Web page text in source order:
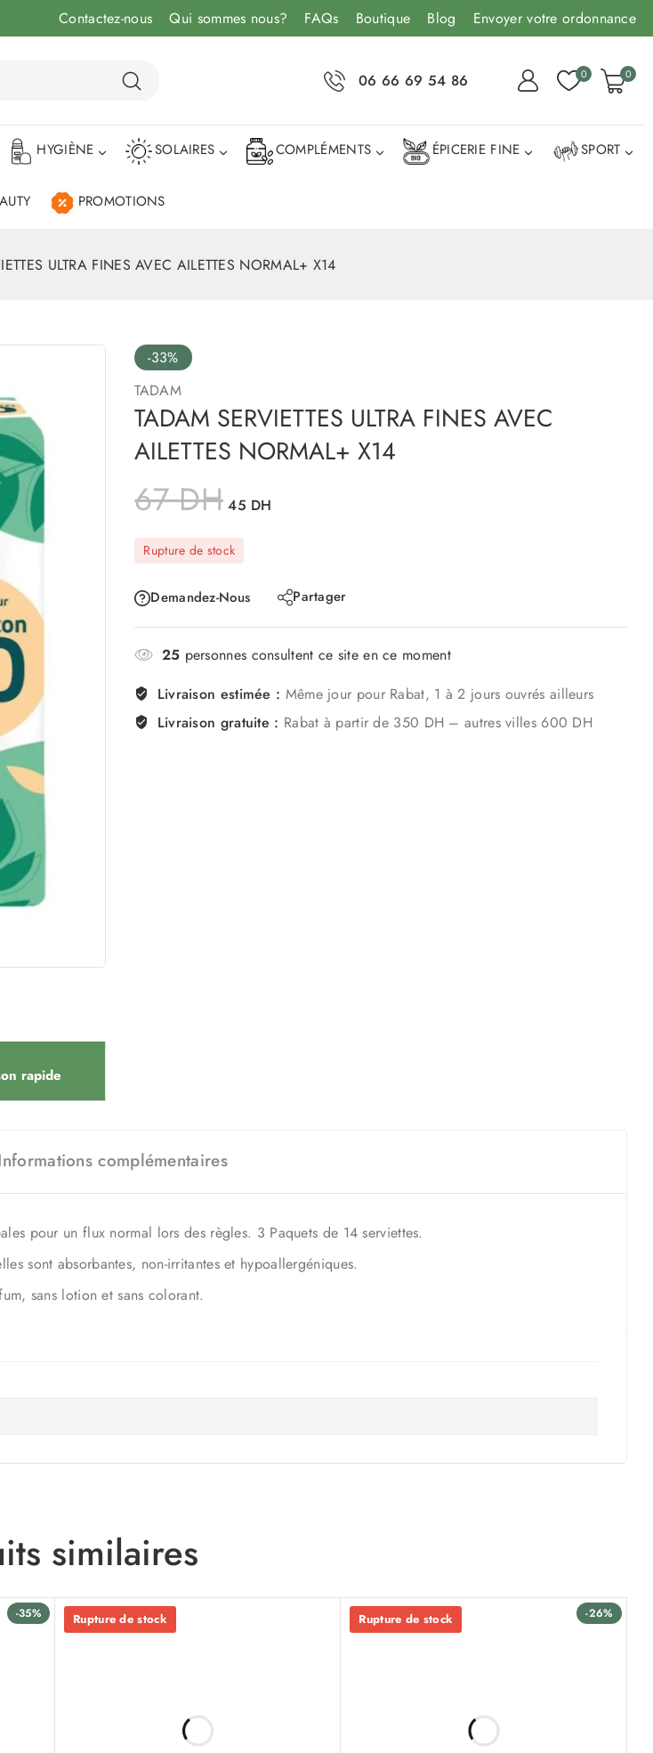
Contactez-nous Qui sommes nous? FAQs Boutique Blog Envoyer votre ordonnance
06 66 69 54 86 0 0
HYGIÈNE SOLAIRES COMPLÉMENTS ÉPICERIE FINE SPORT
PROMOTIONS
ULTRA FINES AVEC AILETTES NORMAL+ X14
rapide
-33%
TADAM
TADAM SERVIETTES ULTRA FINES AVEC
AILETTES NORMAL+ X14
67DH 45 DH
Rupture de stock
Demandez-Nous Partager
25 personnes consultent ce site en ce moment
Livraison estimée : Même jour pour Rabat, 1 à 2 jours ouvrés ailleurs
Livraison gratuite : Rabat à partir de 350 DH – autres villes 600 DH
complémentaires
pour un flux normal lors des règles. 3 Paquets de 14 serviettes.
sont absorbantes, non-irritantes et hypoallergéniques.
sans lotion et sans colorant.
similaires
-35% Rupture de stock -26%
Rupture de stock